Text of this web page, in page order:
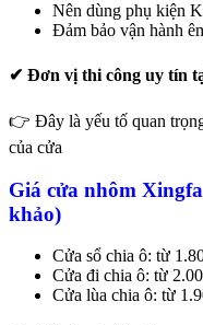
Nên dùng phụ kiện
Đảm bảo vận hành
✔ Đơn vị thi công uy tín
👉 Đây là yếu tố quan
của cửa
Giá cửa nhôm
khảo)
Cửa sổ chia ô: từ
Cửa đi chia ô: từ
Cửa lùa chia ô: từ